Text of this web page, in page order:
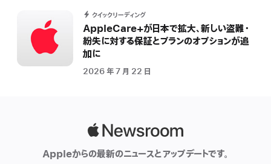
クイックリーディング
AppleCare+が日本で拡大、新しい盗難・
紛失に対する保証とプランのオプションが追
加に
2026 年 7 月 22 日
Appleからの最新のニュースとアップデートです。